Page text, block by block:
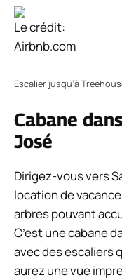
Le crédit:
Airbnb.com
Escalier jusqu’à
Cabane
José
Dirigez-vous vers
location de
arbres pouvant
C’est une cabane
avec des escaliers
aurez une vue